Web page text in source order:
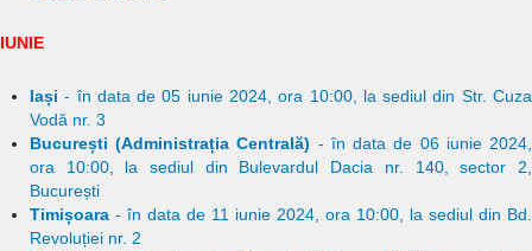
IUNIE
Iași - în data de 05 iunie 2024, ora 10:00, la sediul din Str. Cuza
Vodă nr. 3
București (Administrația Centrală) - în data de 06 iunie 2024,
ora 10:00, la sediul din Bulevardul Dacia nr. 140, sector 2,
București
Timișoara - în data de 11 iunie 2024, ora 10:00, la sediul din Bd.
Revoluției nr. 2